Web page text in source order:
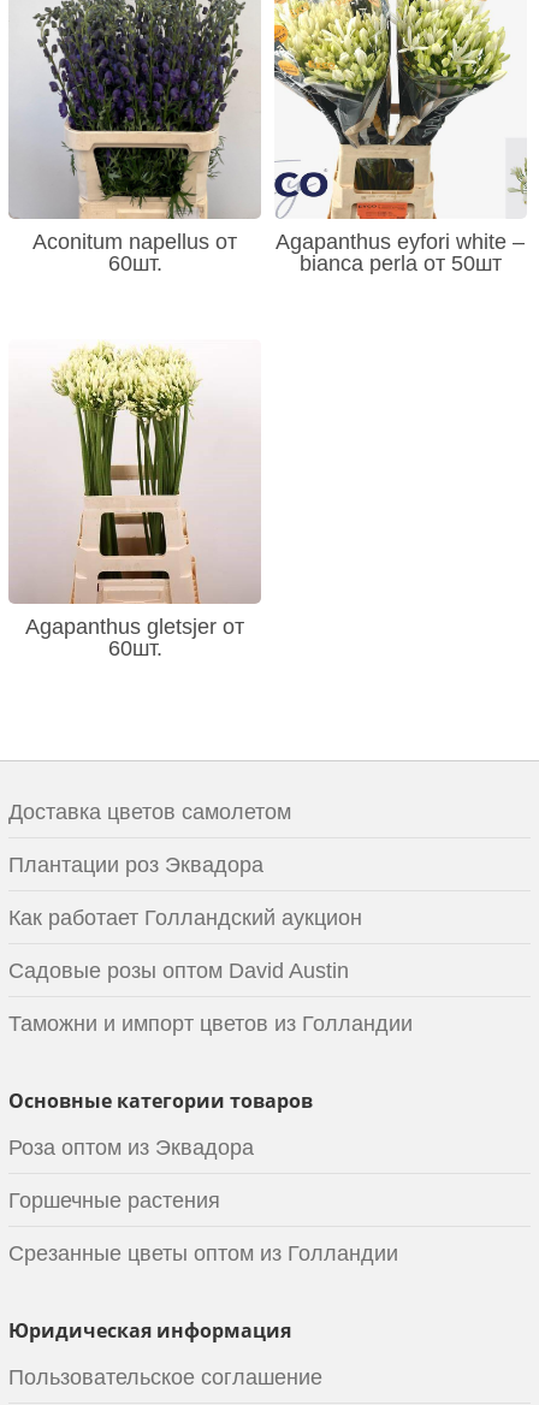
Aconitum napellus от
60шт.
Agapanthus eyfori white –
bianca perla от 50шт
Agapanthus gletsjer от
60шт.
Доставка цветов самолетом
Плантации роз Эквадора
Как работает Голландский аукцион
Садовые розы оптом David Austin
Таможни и импорт цветов из Голландии
Основные категории товаров
Роза оптом из Эквадора
Горшечные растения
Срезанные цветы оптом из Голландии
Юридическая информация
Пользовательское соглашение